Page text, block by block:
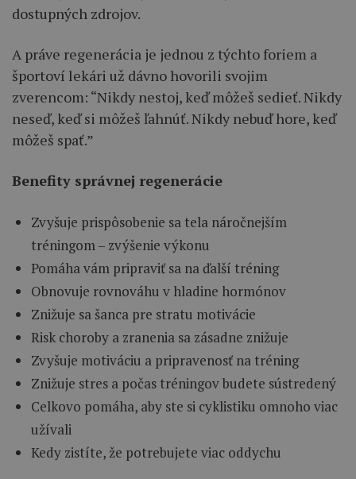
dostupných zdrojov.
A práve regenerácia je jednou z týchto foriem a
športoví lekári už dávno hovorili svojim
zverencom: “Nikdy nestoj, keď môžeš sedieť. Nikdy
neseď, keď si môžeš ľahnúť. Nikdy nebuď hore, keď
môžeš spať.”
Benefity správnej regenerácie
Zvyšuje prispôsobenie sa tela náročnejším
tréningom – zvýšenie výkonu
Pomáha vám pripraviť sa na ďalší tréning
Obnovuje rovnováhu v hladine hormónov
Znižuje sa šanca pre stratu motivácie
Risk choroby a zranenia sa zásadne znižuje
Zvyšuje motiváciu a pripravenosť na tréning
Znižuje stres a počas tréningov budete sústredený
Celkovo pomáha, aby ste si cyklistiku omnoho viac
užívali
Kedy zistíte, že potrebujete viac oddychu